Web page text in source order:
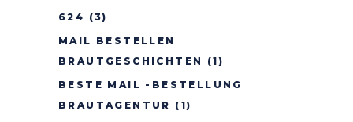
624 (3)
MAIL BESTELLEN
BRAUTGESCHICHTEN
(1)
BESTE MAIL -BESTELLUNG
BRAUTAGENTUR (1)